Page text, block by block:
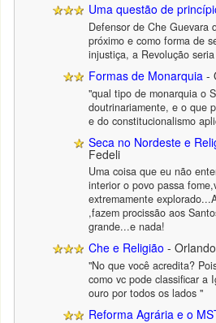
Uma questão de
Defensor de Che Guevara
próximo e como forma de
injustiça, a Revolução
Formas de Monarquia -
"qual tipo de monarquia o
doutrinariamente, e o que
e do constitucionalismo
Seca no Nordeste e
Fedeli
Uma coisa que eu não
interior o povo passa
extremamente
,fazem procissão aos
grande...e nada!
Che e Religião -
"No que você acredita?
como vc pode classificar a
ouro por todos os lados "
Reforma Agrária e o